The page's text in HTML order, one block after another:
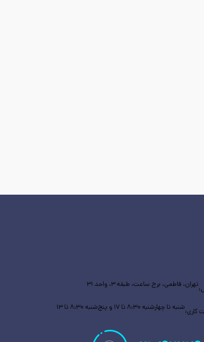
تهران، فاطمی، برج ساعت، طبقه ۳، واحد ۳۱
کاری:شنبه تا چهارشنبه ۸:۳۰ تا ۱۷ و پنج‌شنبه ۸:۳۰ تا ۱۳